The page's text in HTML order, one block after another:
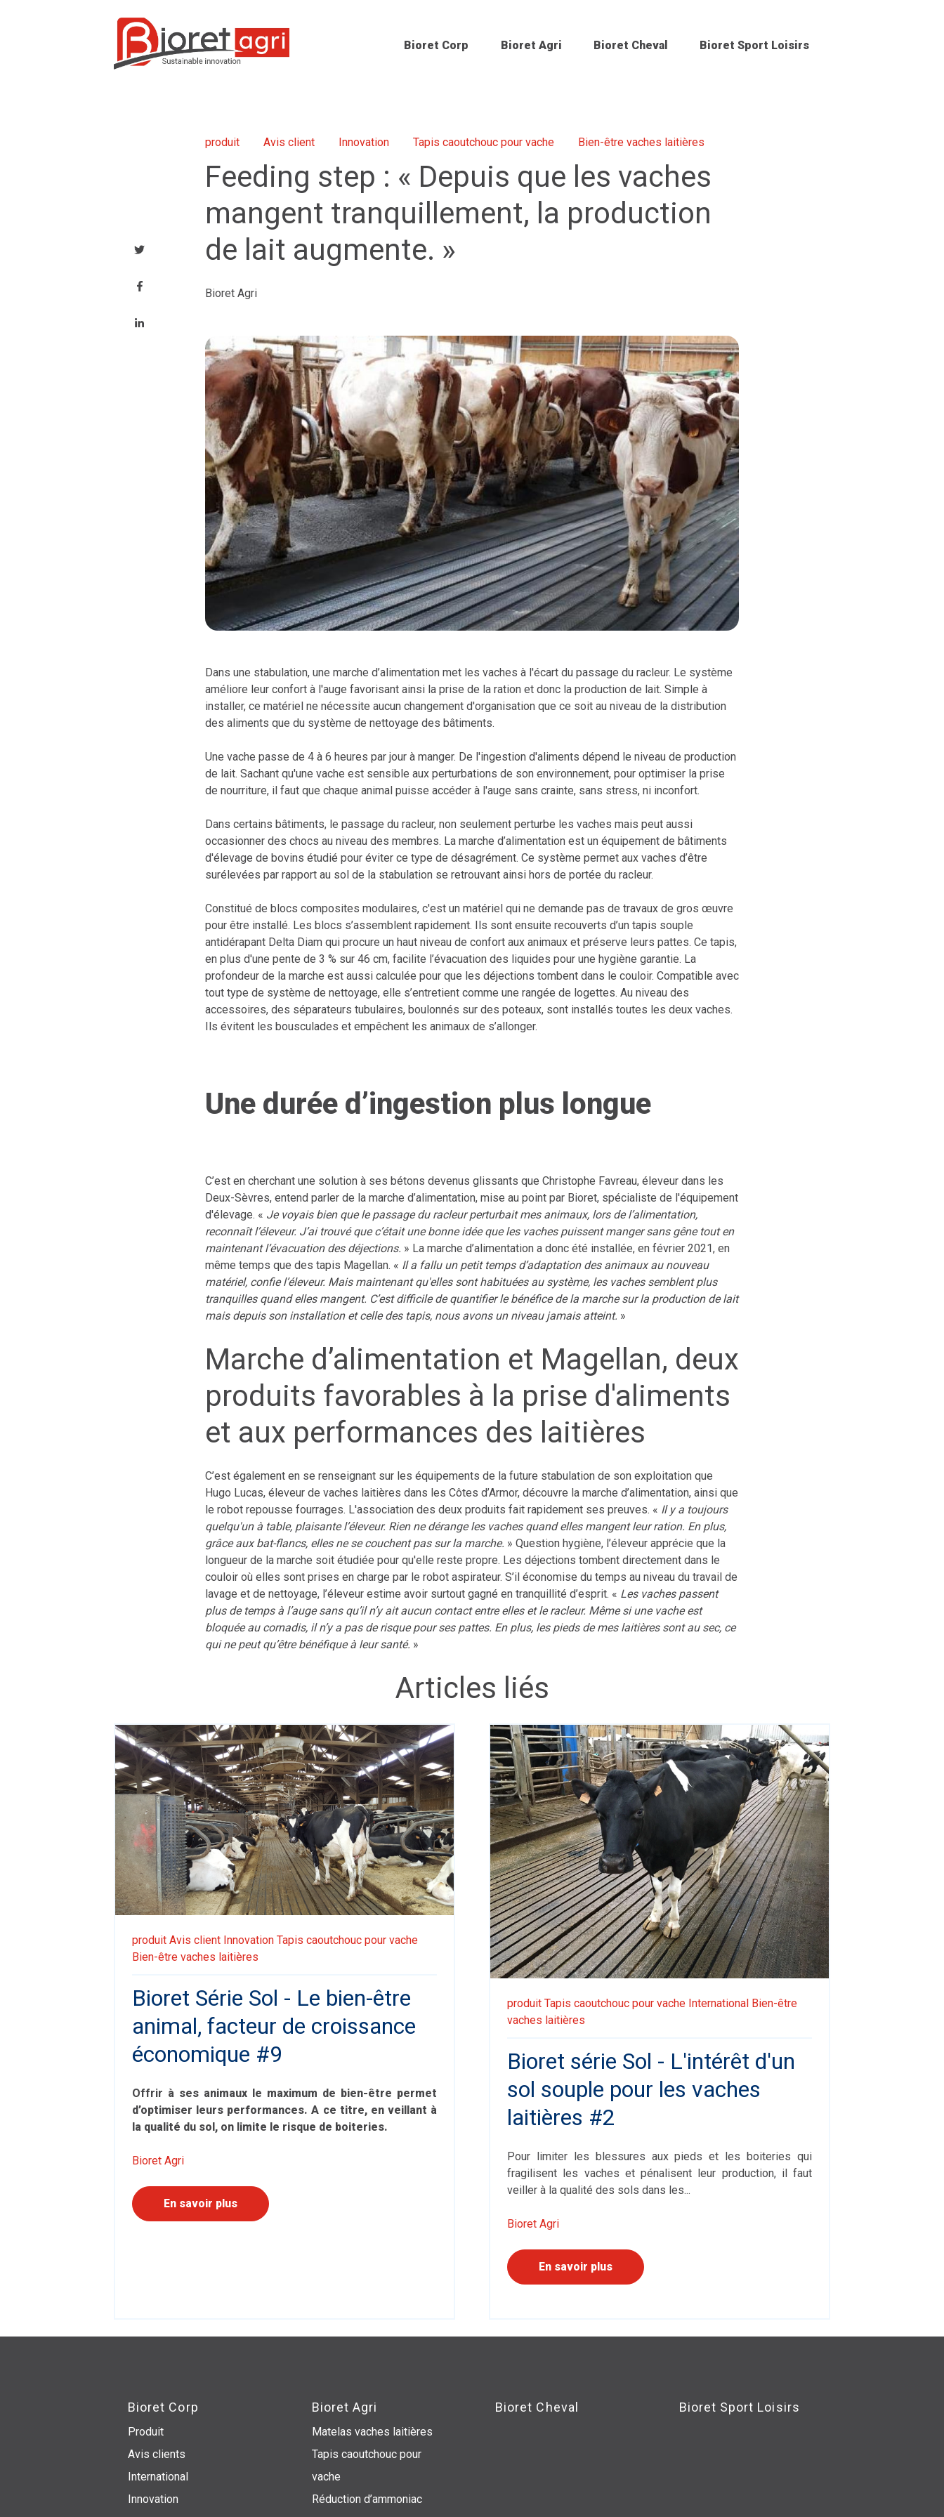
Bioret Corp Bioret Agri Bioret Cheval Bioret Sport Loisirs
produit Avis client Innovation Tapis caoutchouc pour vache Bien-être vaches laitières
Feeding step : « Depuis que les vaches
mangent tranquillement, la production
de lait augmente. »
Bioret Agri
Dans une stabulation, une marche d’alimentation met les vaches à l'écart du passage du racleur. Le système
améliore leur confort à l'auge favorisant ainsi la prise de la ration et donc la production de lait. Simple à
installer, ce matériel ne nécessite aucun changement d'organisation que ce soit au niveau de la distribution
des aliments que du système de nettoyage des bâtiments.
Une vache passe de 4 à 6 heures par jour à manger. De l'ingestion d'aliments dépend le niveau de production
de lait. Sachant qu'une vache est sensible aux perturbations de son environnement, pour optimiser la prise
de nourriture, il faut que chaque animal puisse accéder à l'auge sans crainte, sans stress, ni inconfort.
Dans certains bâtiments, le passage du racleur, non seulement perturbe les vaches mais peut aussi
occasionner des chocs au niveau des membres. La marche d’alimentation est un équipement de bâtiments
d'élevage de bovins étudié pour éviter ce type de désagrément. Ce système permet aux vaches d’être
surélevées par rapport au sol de la stabulation se retrouvant ainsi hors de portée du racleur.
Constitué de blocs composites modulaires, c'est un matériel qui ne demande pas de travaux de gros œuvre
pour être installé. Les blocs s’assemblent rapidement. Ils sont ensuite recouverts d’un tapis souple
antidérapant Delta Diam qui procure un haut niveau de confort aux animaux et préserve leurs pattes. Ce tapis,
en plus d'une pente de 3 % sur 46 cm, facilite l’évacuation des liquides pour une hygiène garantie. La
profondeur de la marche est aussi calculée pour que les déjections tombent dans le couloir. Compatible avec
tout type de système de nettoyage, elle s’entretient comme une rangée de logettes. Au niveau des
accessoires, des séparateurs tubulaires, boulonnés sur des poteaux, sont installés toutes les deux vaches.
Ils évitent les bousculades et empêchent les animaux de s’allonger.
Une durée d’ingestion plus longue
C’est en cherchant une solution à ses bétons devenus glissants que Christophe Favreau, éleveur dans les
Deux-Sèvres, entend parler de la marche d’alimentation, mise au point par Bioret, spécialiste de l'équipement
d'élevage. « Je voyais bien que le passage du racleur perturbait mes animaux, lors de l’alimentation,
reconnaît l’éleveur. J’ai trouvé que c’était une bonne idée que les vaches puissent manger sans gêne tout en
maintenant l’évacuation des déjections. » La marche d’alimentation a donc été installée, en février 2021, en
même temps que des tapis Magellan. « Il a fallu un petit temps d’adaptation des animaux au nouveau
matériel, confie l’éleveur. Mais maintenant qu'elles sont habituées au système, les vaches semblent plus
tranquilles quand elles mangent. C’est difficile de quantifier le bénéfice de la marche sur la production de lait
mais depuis son installation et celle des tapis, nous avons un niveau jamais atteint. »
Marche d’alimentation et Magellan, deux
produits favorables à la prise d'aliments
et aux performances des laitières
C’est également en se renseignant sur les équipements de la future stabulation de son exploitation que
Hugo Lucas, éleveur de vaches laitières dans les Côtes d’Armor, découvre la marche d’alimentation, ainsi que
le robot repousse fourrages. L'association des deux produits fait rapidement ses preuves. « Il y a toujours
quelqu'un à table, plaisante l’éleveur. Rien ne dérange les vaches quand elles mangent leur ration. En plus,
grâce aux bat-flancs, elles ne se couchent pas sur la marche. » Question hygiène, l’éleveur apprécie que la
longueur de la marche soit étudiée pour qu'elle reste propre. Les déjections tombent directement dans le
couloir où elles sont prises en charge par le robot aspirateur. S’il économise du temps au niveau du travail de
lavage et de nettoyage, l’éleveur estime avoir surtout gagné en tranquillité d’esprit. « Les vaches passent
plus de temps à l’auge sans qu’il n’y ait aucun contact entre elles et le racleur. Même si une vache est
bloquée au cornadis, il n’y a pas de risque pour ses pattes. En plus, les pieds de mes laitières sont au sec, ce
qui ne peut qu’être bénéfique à leur santé. »
Articles liés
produit Avis client Innovation Tapis caoutchouc pour vache
Bien-être vaches laitières
Bioret Série Sol - Le bien-être
animal, facteur de croissance
économique #9
Offrir à ses animaux le maximum de bien-être permet
d’optimiser leurs performances. A ce titre, en veillant à
la qualité du sol, on limite le risque de boiteries.
Bioret Agri
En savoir plus
produit Tapis caoutchouc pour vache International Bien-être
vaches laitières
Bioret série Sol - L'intérêt d'un
sol souple pour les vaches
laitières #2
Pour limiter les blessures aux pieds et les boiteries qui
fragilisent les vaches et pénalisent leur production, il faut
veiller à la qualité des sols dans les...
Bioret Agri
En savoir plus
Bioret Corp
Produit
Avis clients
International
Innovation
Bioret Agri
Matelas vaches laitières
Tapis caoutchouc pour
vache
Réduction d’ammoniac
Bioret Cheval Bioret Sport Loisirs